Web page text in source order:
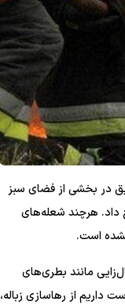
در بخشی از فضای سبز
داد. هرچند شعله‌های
است.
مانند بطری‌های
از رهاسازی زباله،